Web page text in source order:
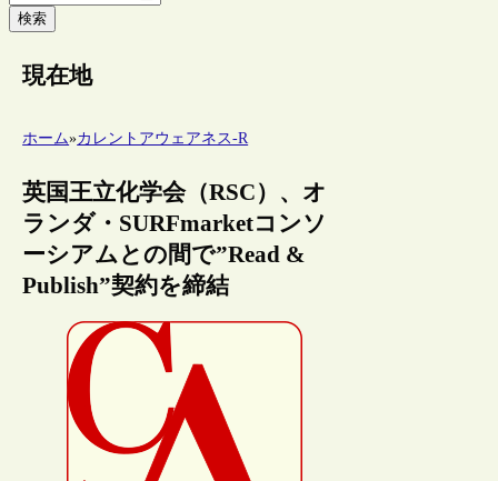
検索
現在地
ホーム»カレントアウェアネス-R
英国王立化学会（RSC）、オ
ランダ・SURFmarketコンソ
ーシアムとの間で”Read &
Publish”契約を締結